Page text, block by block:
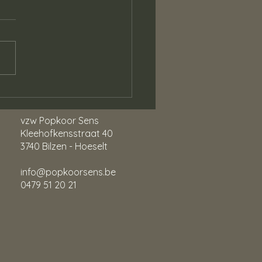
vzw Popkoor Sens
Kleehofkensstraat 40
3740 Bilzen - Hoeselt
info@popkoorsens.be
0479 51 20 21